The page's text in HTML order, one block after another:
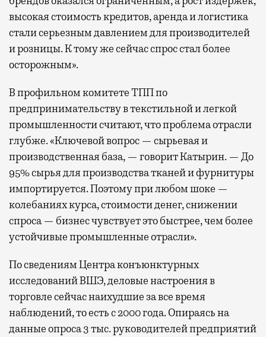
высокая стоимость кредитов, аренда и логистика
стали серьезным давлением для производителей
и розницы. К тому же сейчас спрос стал более
осторожным».
В профильном комитете ТПП по
предпринимательству в текстильной и легкой
промышленности считают, что проблема отрасли
глубже. «Ключевой вопрос — сырьевая и
производственная база, — говорит Катырин. — До
95% сырья для производства тканей и фурнитуры
импортируется. Поэтому при любом шоке —
колебаниях курса, стоимости денег, снижении
спроса — бизнес чувствует это быстрее, чем более
устойчивые промышленные отрасли».
По сведениям Центра конъюнктурных
исследований ВШЭ, деловые настроения в
торговле сейчас наихудшие за все время
наблюдений, то есть с 2000 года. Опираясь на
данные опроса 3 тыс. руководителей предприятий